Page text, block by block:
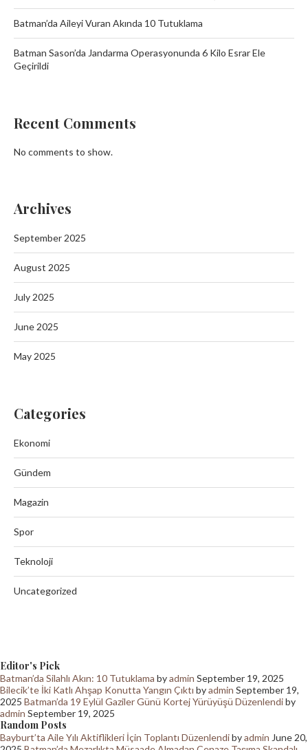
Batman’da Aileyi Vuran Akında 10 Tutuklama
Batman Sason’da Jandarma Operasyonunda 6 Kilo Esrar Ele
Geçirildi
Recent Comments
No comments to show.
Archives
September 2025
August 2025
July 2025
June 2025
May 2025
Categories
Ekonomi
Gündem
Magazin
Spor
Teknoloji
Uncategorized
Editor's Pick
Batman’da Silahlı Akın: 10 Tutuklama byadmin September 19, 2025
Bilecik’te İki Katlı Ahşap Konutta Yangın Çıktı byadmin September 19,
2025 Batman’da 19 Eylül Gaziler Günü Kortej Yürüyüşü Düzenlendiby
admin September 19, 2025
Random Posts
Bayburt’ta Aile Yılı Aktiflikleri İçin Toplantı Düzenlendibyadmin June 20,